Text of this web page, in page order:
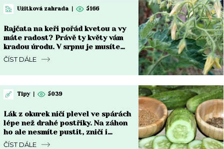
Užitková zahrada 5166
Rajčata na keři pořád kvetou a vy
máte radost? Právě ty květy vám
kradou úrodu. V srpnu je musíte
zastavit
ČÍST DÁLE
Tipy 5039
Lák z okurek ničí plevel ve spárách
lépe než drahé postřiky. Na záhon
ho ale nesmíte pustit, zničí i
kořeny
ČÍST DÁLE